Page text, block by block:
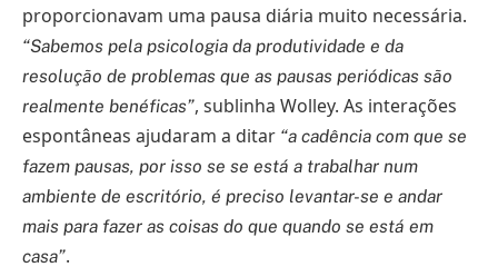
proporcionavam uma pausa diária muito necessária.
“Sabemos pela psicologia da produtividade e da
resolução de problemas que as pausas periódicas são
realmente benéficas”, sublinha Wolley. As interações
espontâneas ajudaram a ditar “a cadência com que se
fazem pausas, por isso se se está a trabalhar num
ambiente de escritório, é preciso levantar-se e andar
mais para fazer as coisas do que quando se está em
casa”.